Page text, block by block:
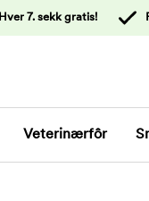
Hver 7. sekk gratis!
Veterinærfôr